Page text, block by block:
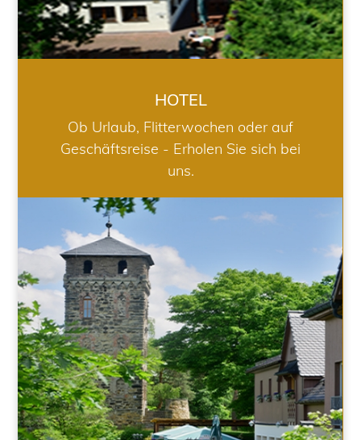
HOTEL
Ob Urlaub, Flitterwochen oder auf
Geschäftsreise - Erholen Sie sich bei
uns.
RESTAURANT